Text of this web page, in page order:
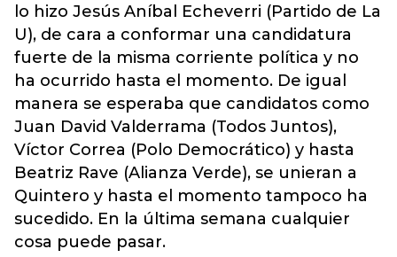
lo hizo Jesús Aníbal Echeverri (Partido de La
U), de cara a conformar una candidatura
fuerte de la misma corriente política y no
ha ocurrido hasta el momento. De igual
manera se esperaba que candidatos como
Juan David Valderrama (Todos Juntos),
Víctor Correa (Polo Democrático) y hasta
Beatriz Rave (Alianza Verde), se unieran a
Quintero y hasta el momento tampoco ha
sucedido. En la última semana cualquier
cosa puede pasar.